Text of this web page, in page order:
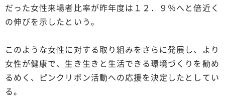
だった女性来場者比率が昨年度は１２．９％へと倍近く
の伸びを示したという。
このような女性に対する取り組みをさらに発展し、より
女性が健康で、生き生きと生活できる環境づくりを勧め
るめく、ピンクリボン活動への応援を決定したとしてい
る。